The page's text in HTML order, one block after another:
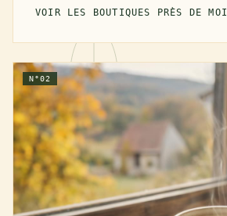
VOIR LES BOUTIQUES PRÈS DE MOI
N°02